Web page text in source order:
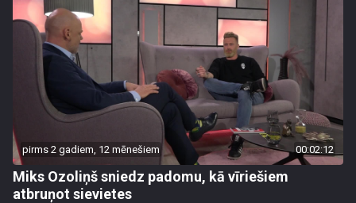
pirms 2 gadiem, 12 mēnešiem 00:02:12
Miks Ozoliņš sniedz padomu, kā vīriešiem
atbruņot sievietes